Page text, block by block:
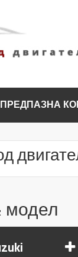
ПРЕДПАЗНА
модел